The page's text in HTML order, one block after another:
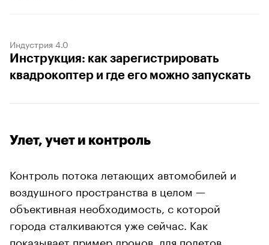
Индустрия 4.0
Инструкция: как зарегистрировать
квадрокоптер и где его можно запускать
Улет, учет и контроль
Контроль потока летающих автомобилей и
воздушного пространства в целом —
объективная необходимость, с которой
города сталкиваются уже сейчас. Как
показывает пример дронов, для полетов